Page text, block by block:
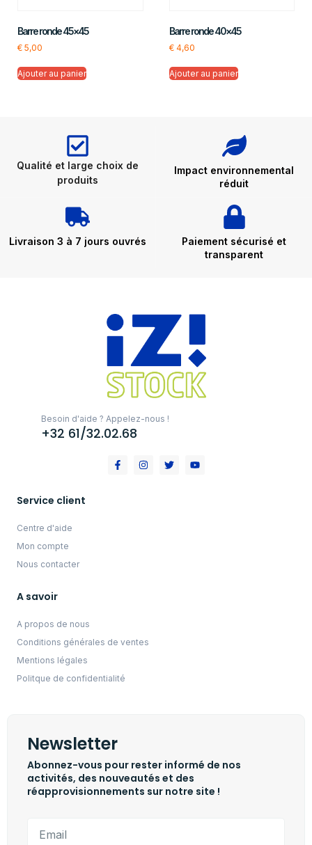
Barre ronde 45×45
€ 5,00
Ajouter au panier
Barre ronde 40×45
€4,60
Ajouter au panier
Qualité et large choix de
produits
Impact environnemental
réduit
Livraison 3 à 7 jours ouvrés
Paiement sécurisé et
transparent
Besoin d'aide ? Appelez-nous !
+32 61/32.02.68
Service client
Centre d'aide
Mon compte
Nous contacter
A savoir
A propos de nous
Conditions générales de ventes
Mentions légales
Politque de confidentialité
Newsletter
Abonnez-vous pour rester informé de nos
activités, des nouveautés et des
réapprovisionnements sur notre site !